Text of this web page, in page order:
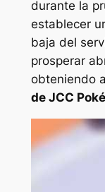
durante la
establecer
baja del
prosperar
obteniendo
de JCC